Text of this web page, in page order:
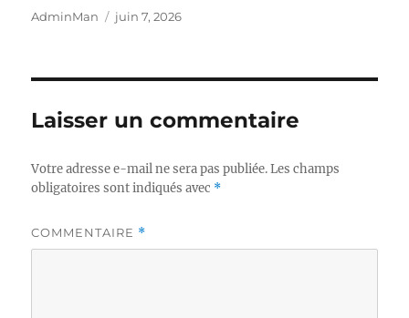
Auteur
AdminMan
Publié
juin 7, 2026
Laisser un commentaire
Votre adresse e-mail ne sera pas publiée. Les champs
obligatoires sont indiqués avec *
COMMENTAIRE *